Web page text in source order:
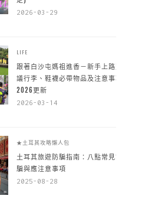
2026-03-29
LIFE
跟著白沙屯媽祖進香－新手上路建
議行李、鞋襪必帶物品及注意事項
2026更新
2026-03-14
★土耳其攻略懶人包
土耳其旅遊防騙指南：八點常見詐
騙與應注意事項
2025-08-28